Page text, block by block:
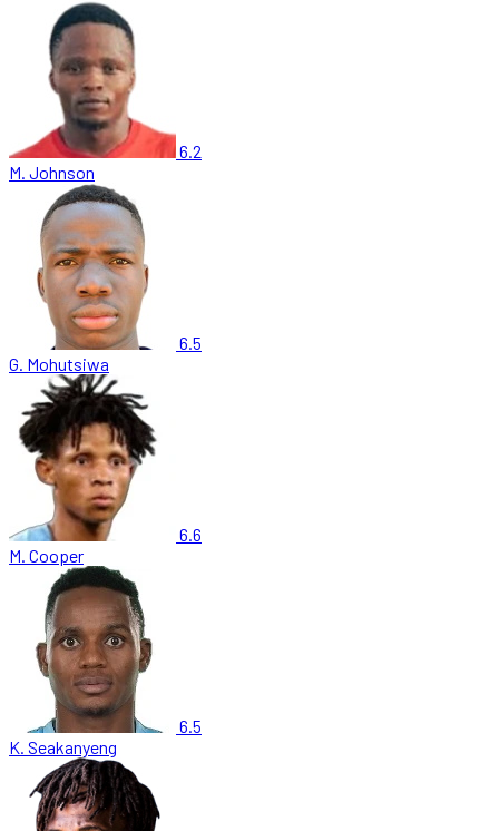
6.2
M. Johnson
6.5
G. Mohutsiwa
6.6
M. Cooper
6.5
K. Seakanyeng